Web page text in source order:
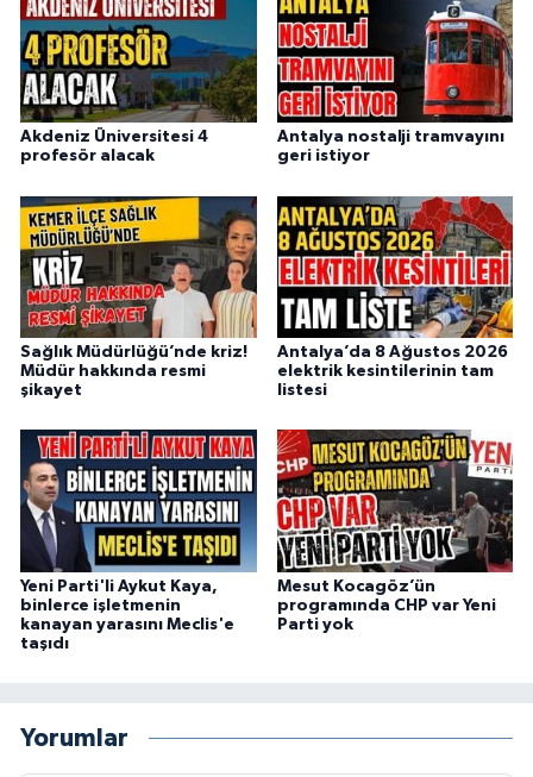
Akdeniz Üniversitesi 4
profesör alacak
Antalya nostalji tramvayını
geri istiyor
Sağlık Müdürlüğü’nde kriz!
Müdür hakkında resmi
şikayet
Antalya’da 8 Ağustos 2026
elektrik kesintilerinin tam
listesi
Yeni Parti'li Aykut Kaya,
binlerce işletmenin
kanayan yarasını Meclis'e
taşıdı
Mesut Kocagöz’ün
programında CHP var Yeni
Parti yok
Yorumlar